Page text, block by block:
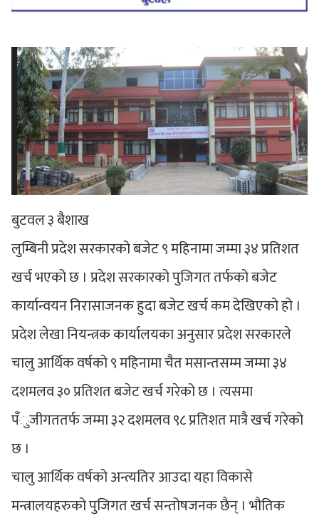
बुटवल ३ बैशाख
लुम्बिनी प्रदेश सरकारको बजेट ९ महिनामा जम्मा ३४ प्रतिशत
खर्च भएको छ । प्रदेश सरकारको पुजिगत तर्फको बजेट
कार्यान्वयन निरासाजनक हुदा बजेट खर्च कम देखिएको हो ।
प्रदेश लेखा नियन्त्रक कार्यालयका अनुसार प्रदेश सरकारले
चालु आर्थिक वर्षको ९ महिनामा चैत मसान्तसम्म जम्मा ३४
दशमलव ३० प्रतिशत बजेट खर्च गरेको छ । त्यसमा
पँुजीगततर्फ जम्मा ३२ दशमलव ९८ प्रतिशत मात्रै खर्च गरेको
छ ।
चालु आर्थिक वर्षको अन्त्यतिर आउदा यहा विकासे
मन्त्रालयहरुको पुजिगत खर्च सन्तोषजनक छैन् । भौतिक